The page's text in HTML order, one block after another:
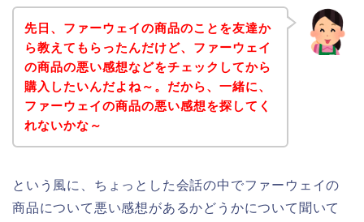
先日、ファーウェイの商品のことを友達か
ら教えてもらったんだけど、ファーウェイ
の商品の悪い感想などをチェックしてから
購入したいんだよね～。だから、一緒に、
ファーウェイの商品の悪い感想を探してく
れないかな～
という風に、ちょっとした会話の中でファーウェイの
商品について悪い感想があるかどうかについて聞いて